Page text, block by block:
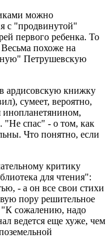
можно
с "продвинутой"
первого ребенка. То
похоже на
Петрушевскую
ардисовскую книжку
сумеет, вероятно,
"Не спас" - о том, как
Что понятно, если
критику
для чтения":
- а он все свои стихи
пору решительное
"К сожалению, надо
ведется еще хуже, чем